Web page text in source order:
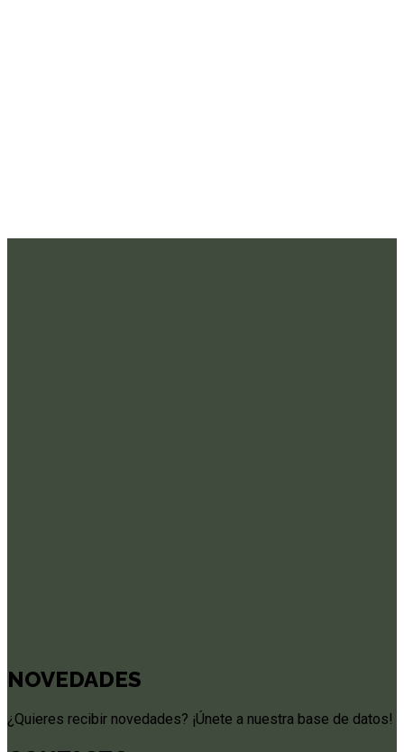
NOVEDADES
¿Quieres recibir novedades? ¡Únete a nuestra base de datos!